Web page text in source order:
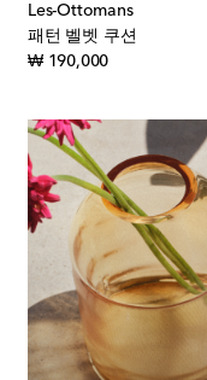
Les-Ottomans
패턴 벨벳 쿠션
₩ 190,000original price